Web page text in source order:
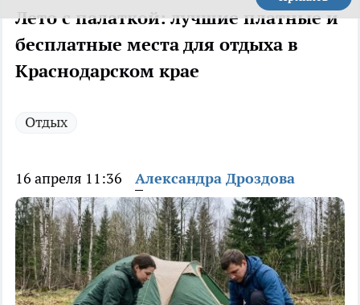
Лето с палаткой: лучшие платные и
бесплатные места для отдыха в
Краснодарском крае
Отдых
16 апреля 11:36 Александра Дроздова